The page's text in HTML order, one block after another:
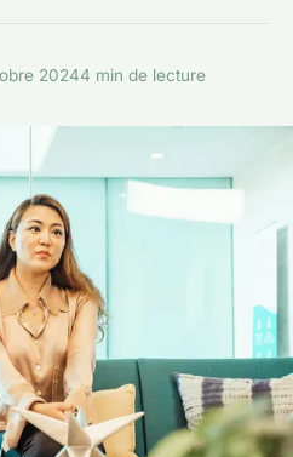
20244 min de lecture